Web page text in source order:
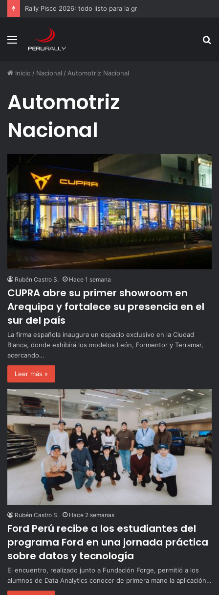
Rally Pisco 2026: todo listo para la gran final del RallyACP
Menú
Inicio / Nacional / Automotriz Nacional
Automotriz
Nacional
Rubén Castro S. Hace 1 semana
CUPRA abre su primer showroom en
Arequipa y fortalece su presencia en el
sur del país
La firma española inaugura un espacio exclusivo en la Ciudad
Blanca, donde exhibirá los modelos León, Formentor y Terramar,
acercando…
Leer más »
Rubén Castro S. Hace 2 semanas
Ford Perú recibe a los estudiantes del
programa Ford en una jornada práctica
sobre datos y tecnología
El encuentro, realizado junto a Fundación Forge, permitió a los
alumnos de Data Analytics conocer de primera mano la aplicación…